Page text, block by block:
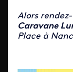
Alors
Caravane
Placeà